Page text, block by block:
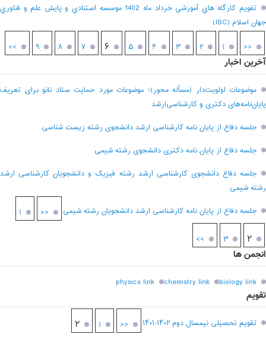
تقويم کارگاه هاي آموزشي خرداد ماه 1402 موسسه استنادي و پايش علم و فناوري
جهان اسلام (ISC)
<< ۱ ۲ ۳ ۴ ۵ ۶ ۷ ۸ ۹ >>
آخرین اخبار
موضوعات اولویت‌دار (مسأله محور)؛ موضوعات مورد حمایت ستاد نانو برای تعریف
پایان‌نامه‌های دکتری و کارشناسی‌ارشد
جلسه دفاع از پایان نامه کارشناسی ارشد دانشجوی رشته زیست شناسی
جلسه دفاع از پایان نامه دکتری دانشجوی رشته شیمی
جلسه دفاع دانشجوی کارشناسی ارشد رشته فیزیک و دانشجویان کارشناسی ارشد
رشته شیمی
جلسه دفاع از پایان نامه کارشناسی ارشد دانشجویان رشته شیمی
<< ۱
۲ ۳ >>
انجمن ها
biology link
chemistry link
physics link
تقویم
تقویم تحصیلی نیمسال دوم ۱۴۰۲-۱۴۰۱ << ۱ ۲